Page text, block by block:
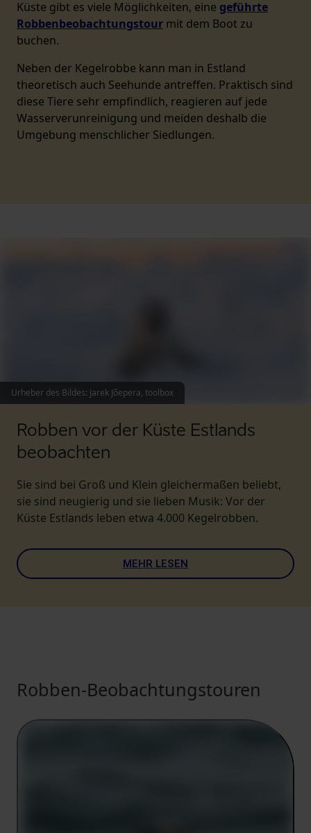
Küste gibt es viele Möglichkeiten, eine geführte
Robbenbeobachtungstour mit dem Boot zu
buchen.
Neben der Kegelrobbe kann man in Estland
theoretisch auch Seehunde antreffen. Praktisch sind
diese Tiere sehr empfindlich, reagieren auf jede
Wasserverunreinigung und meiden deshalb die
Umgebung menschlicher Siedlungen.
Urheber des Bildes: Jarek Jõepera, toolbox
Robben vor der Küste Estlands
beobachten
Sie sind bei Groß und Klein gleichermaßen beliebt,
sie sind neugierig und sie lieben Musik: Vor der
Küste Estlands leben etwa 4.000 Kegelrobben.
MEHR LESEN
Robben-Beobachtungstouren